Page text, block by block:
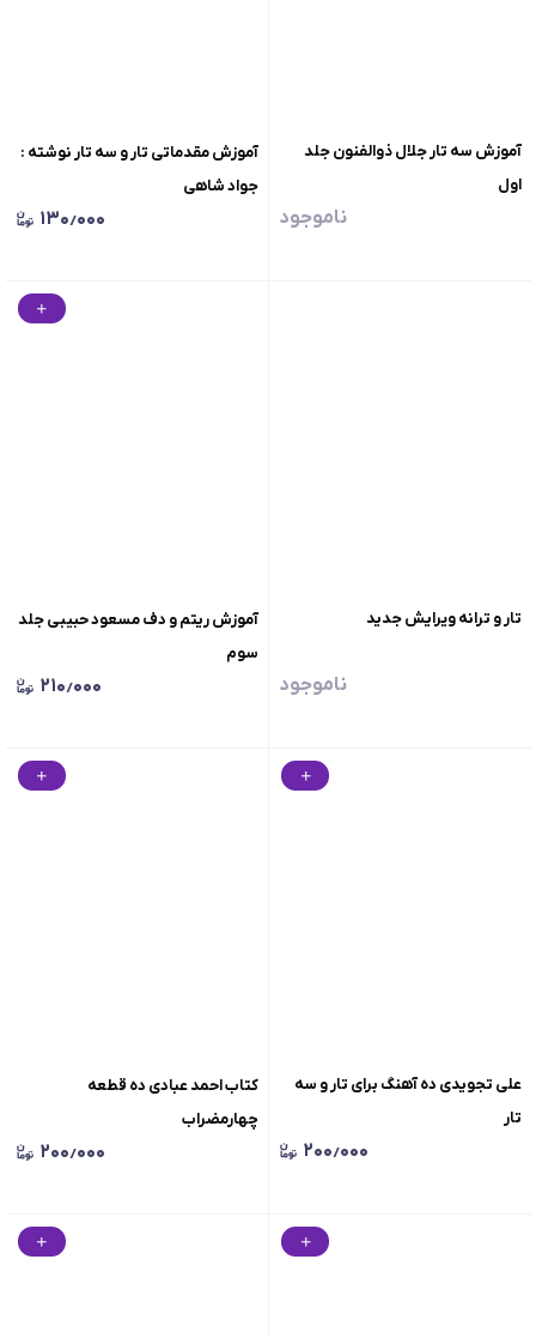
آموزش سه تار جلال ذوالفنون جلد
اول
ناموجود
آموزش مقدماتی تار و سه تار نوشته :
جواد شاهی
۱۳۰٫۰۰۰
تار و ترانه ویرایش جدید
ناموجود
آموزش ریتم و دف مسعود حبیبی جلد
سوم
۲۱۰٫۰۰۰
علی تجویدی ده آهنگ برای تار و سه
تار
۲۰۰٫۰۰۰
کتاب احمد عبادی ده قطعه
چهارمضراب
۲۰۰٫۰۰۰